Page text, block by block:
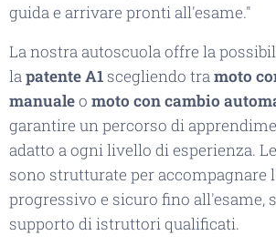
guida e arrivare pronti all'esame."
La nostra autoscuola offre la
lapatente A1 scegliendo tramoto
manualeo moto con cambio
garantire un percorso di
adatto a ogni livello di esperienza.
sono strutturate per accompagnare
progressivo e sicuro fino all'esame,
supporto di istruttori qualificati.